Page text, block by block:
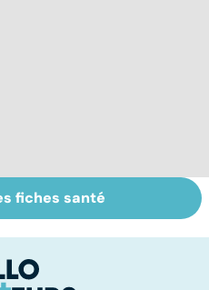
Mal de dos : les
solutions pour
lumbago
fiches santé